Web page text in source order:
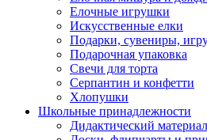
Елочные игрушки
Искусственные елки
Подарки, сувениры,
Подарочная упаковка
Свечи для торта
Серпантин и конфетти
Хлопушки
Школьные принадлежности
Дидактический материал